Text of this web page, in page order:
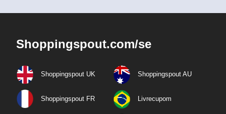
Shoppingspout.com/se
Shoppingspout UK Shoppingspout AU
Shoppingspout FR Livrecupom